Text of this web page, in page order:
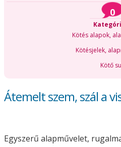
0
Kötés alapok,
Kötésjelek,
Kötő
Átemelt szem, szál a
Egyszerű alapművelet,